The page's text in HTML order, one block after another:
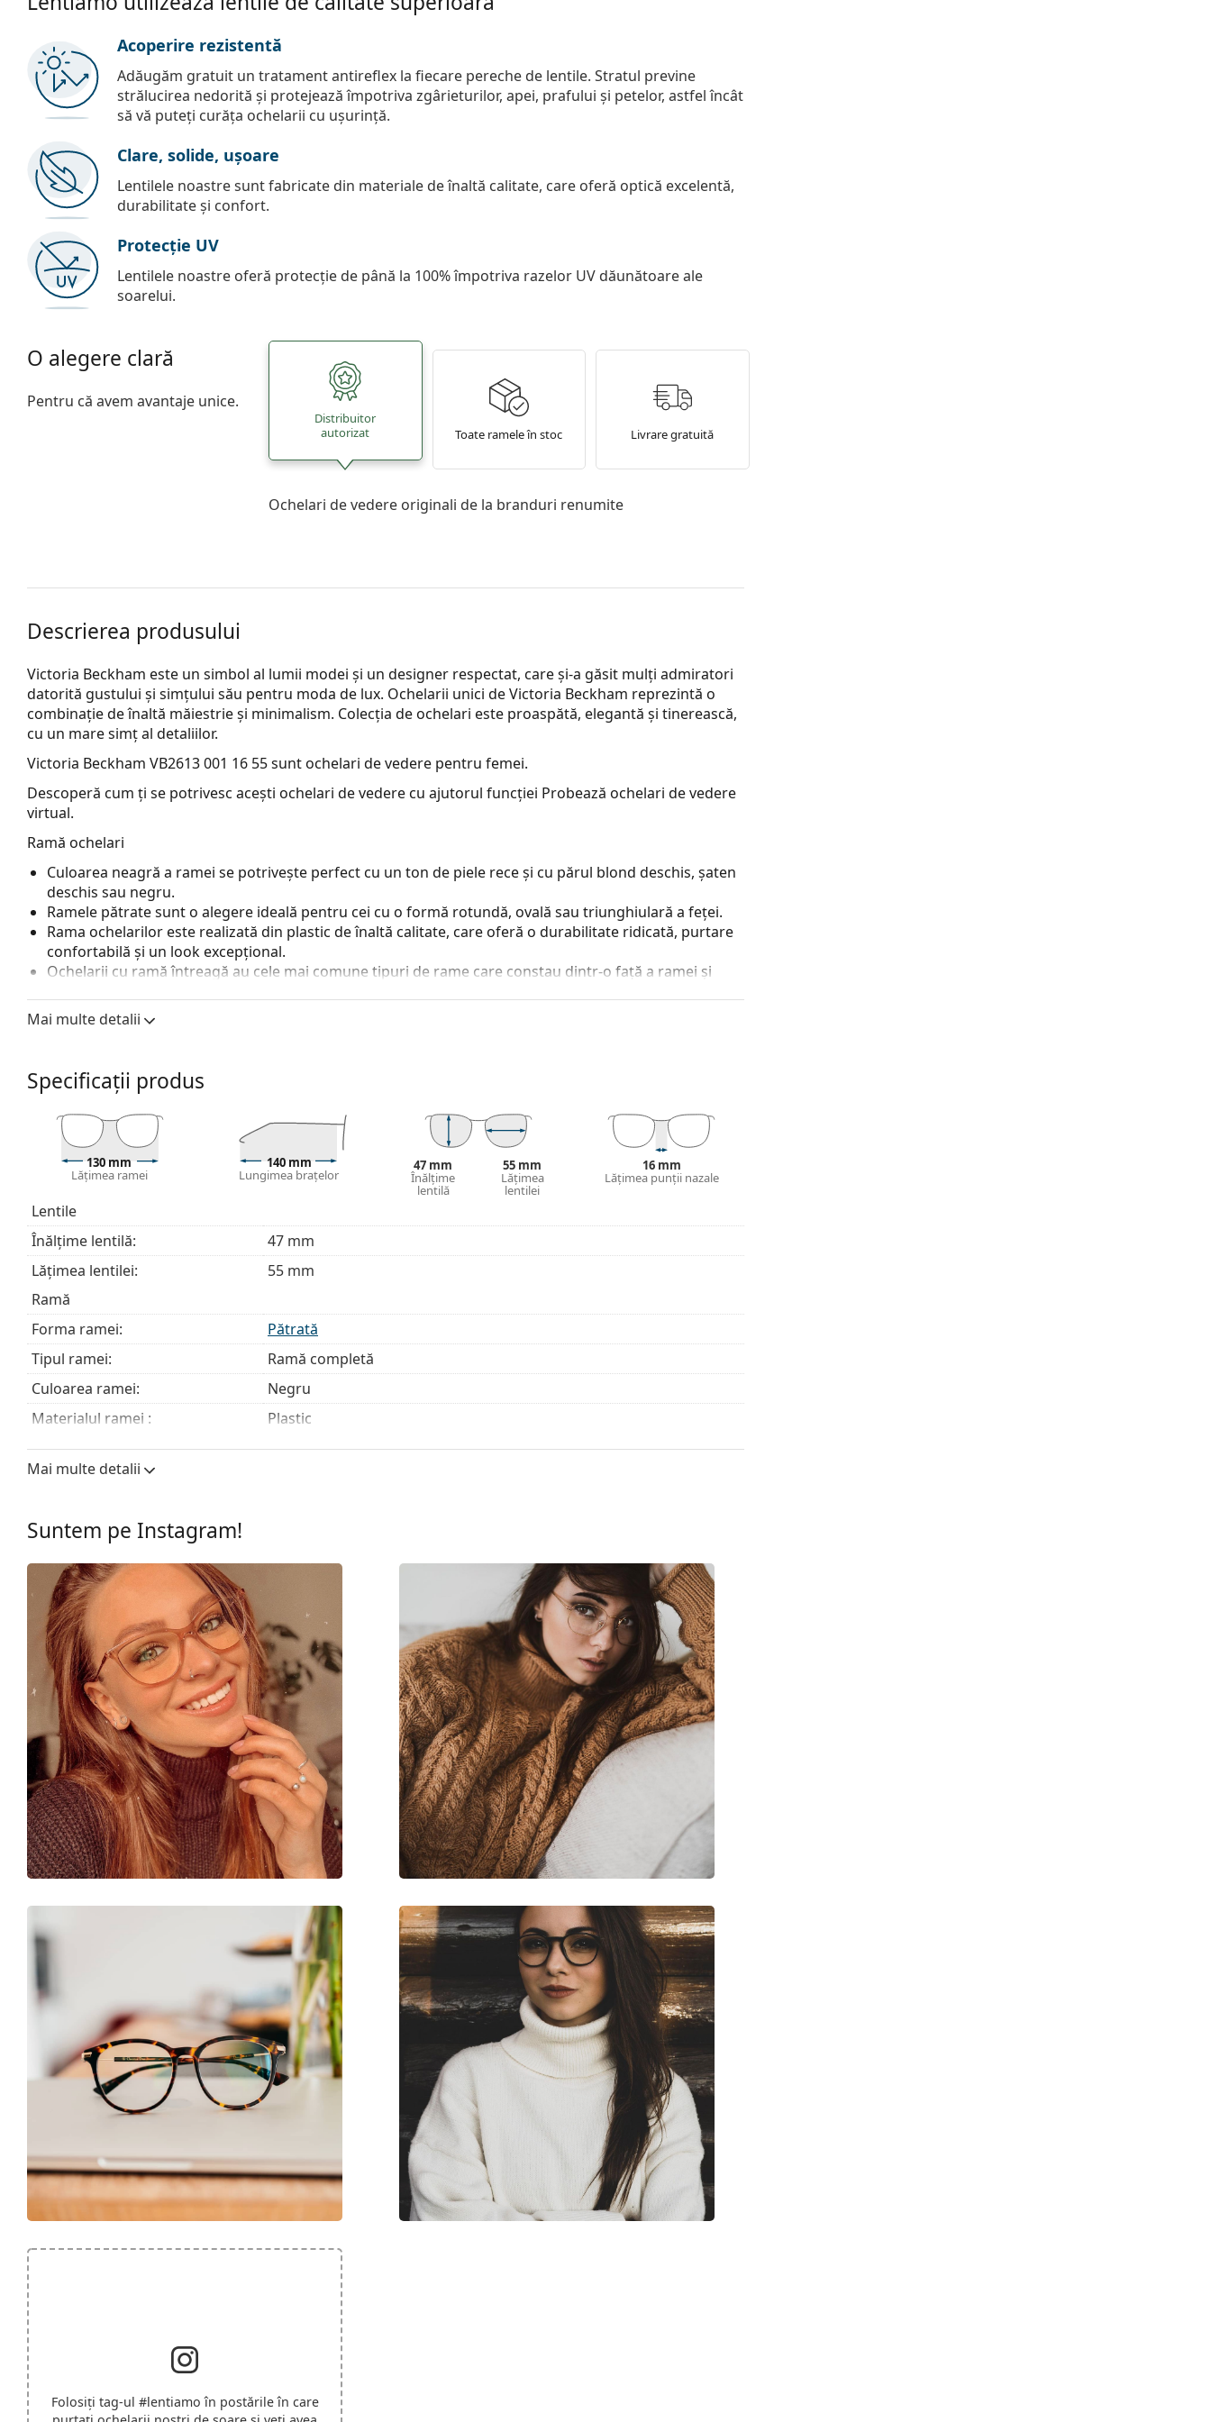
Acoperire rezistentă
Adăugăm gratuit un tratament antireflex la fiecare pereche de lentile. Stratul previne
strălucirea nedorită și protejează împotriva zgârieturilor, apei, prafului și petelor, astfel încât
să vă puteți curăța ochelarii cu ușurință.
Clare, solide, ușoare
Lentilele noastre sunt fabricate din materiale de înaltă calitate, care oferă optică excelentă,
durabilitate și confort.
Protecție UV
Lentilele noastre oferă protecție de până la 100% împotriva razelor UV dăunătoare ale
soarelui.
O alegere clară
Pentru că avem avantaje unice.
Distribuitor
autorizat
Toate ramele în stoc Livrare gratuită
Ochelari de vedere originali de la branduri renumite
Descrierea produsului
Victoria Beckham este un simbol al lumii modei și un designer respectat, care și-a găsit mulți admiratori
datorită gustului și simțului său pentru moda de lux. Ochelarii unici de Victoria Beckham reprezintă o
combinație de înaltă măiestrie și minimalism. Colecția de ochelari este proaspătă, elegantă și tinerească,
cu un mare simț al detaliilor.
Victoria Beckham VB2613 001 16 55sunt ochelari de vedere pentru femei.
Descoperă cum ți se potrivesc acești ochelari de vedere cu ajutorul funcției Probează ochelari de vedere
virtual.
Ramă ochelari
Culoarea neagră a ramei se potrivește perfect cu un ton de piele rece și cu părul blond deschis, șaten
deschis sau negru.
Ramele pătrate sunt o alegere ideală pentru cei cu o formă rotundă, ovală sau triunghiulară a feței.
Rama ochelarilor este realizată din plastic de înaltă calitate, care oferă o durabilitate ridicată, purtare
confortabilă și un look excepțional.
Ochelarii cu ramă întreagă au cele mai comune tipuri de rame care constau dintr-o față a ramei și
avantajele lor putem menționa rezistența, durabilitatea, faptul că înglobează complet lentila și, în
principal, protecția lor împotriva deteriorării. Acest tip de rame este potrivit pentru toate lentilele,
Accesorii
Livrăm ochelarii în husa lor originală. Culoarea husei și designul acesteia pot varia.
Laveta furnizată este ideală pentru curățarea și îngrijirea ochelarilor. Este posibil ca unele modele să
fie livrate cu un săculeț textil în loc de lavetă.
Explorează întreaga gamă de
ochelari de vedere pentru a găsi mai multe modele sau consultăghidul
dacă ai nevoie de ajutor pentru a alege.
Acesta este un dispozitiv medical. Citiți instrucțiunile înainte de utilizare.
Mai multe detalii
Specificații produs
130 mm
Lățimea ramei
140 mm
Lungimea brațelor
47 mm
Înălțime
lentilă
55 mm
Lățimea
lentilei
16 mm
Lățimea punții nazale
Lentile
Înălțime lentilă:
47 mm
Lățimea lentilei:
55 mm
Ramă
Forma ramei:
Pătrată
Tipul ramei:
Ramă completă
Culoarea ramei:
Negru
Materialul ramei :
Plastic
Mărime:
M
Lățimea ramei:
Lățimea punții nazale:
Greutate:
285 g
Pernițe reglabile pentru nas:
Accesorii
Suport:
Da
Lavetă pentru curățat:
Da
Altele
Sex:
Femei
Categorie:
Ochelari de vedere
Brand:
Victoria Beckham
Cod:
VB2613 001 16 55
Mai multe detalii
Suntem pe Instagram!
Folosiți tag-ul #lentiamo în postările în care